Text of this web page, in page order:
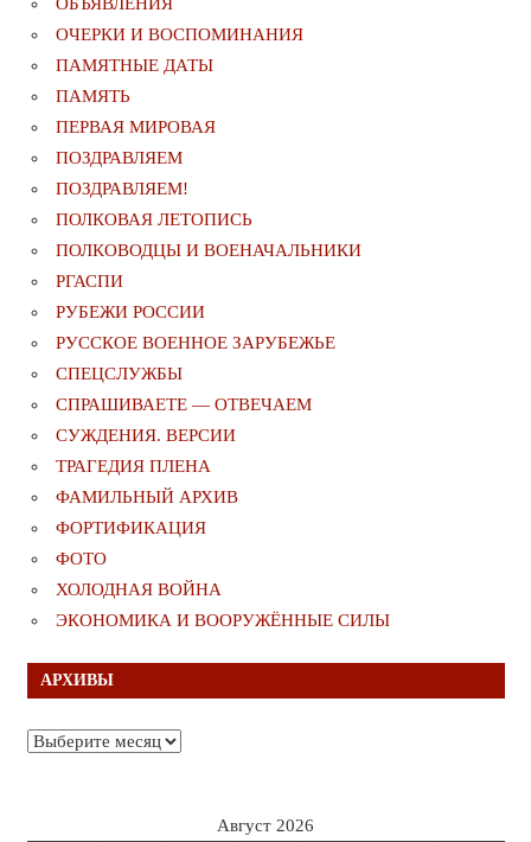
ОБЪЯВЛЕНИЯ
ОЧЕРКИ И ВОСПОМИНАНИЯ
ПАМЯТНЫЕ ДАТЫ
ПАМЯТЬ
ПЕРВАЯ МИРОВАЯ
ПОЗДРАВЛЯЕМ
ПОЗДРАВЛЯЕМ!
ПОЛКОВАЯ ЛЕТОПИСЬ
ПОЛКОВОДЦЫ И ВОЕНАЧАЛЬНИКИ
РГАСПИ
РУБЕЖИ РОССИИ
РУССКОЕ ВОЕННОЕ ЗАРУБЕЖЬЕ
СПЕЦСЛУЖБЫ
СПРАШИВАЕТЕ — ОТВЕЧАЕМ
СУЖДЕНИЯ. ВЕРСИИ
ТРАГЕДИЯ ПЛЕНА
ФАМИЛЬНЫЙ АРХИВ
ФОРТИФИКАЦИЯ
ФОТО
ХОЛОДНАЯ ВОЙНА
ЭКОНОМИКА И ВООРУЖЁННЫЕ СИЛЫ
АРХИВЫ
Архивы
Август 2026